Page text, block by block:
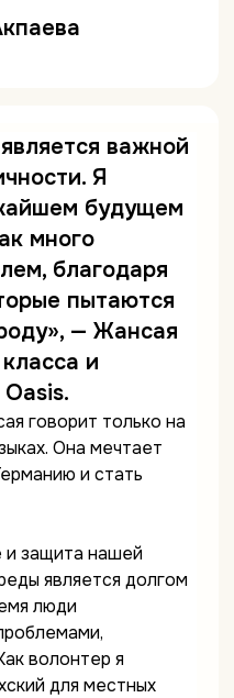
важной
Я
будущем
много
благодаря
пытаются
— Жансая
и
говорит только на
Она мечтает
и стать
и защита нашей
является долгом
люди
волонтер я
для местных